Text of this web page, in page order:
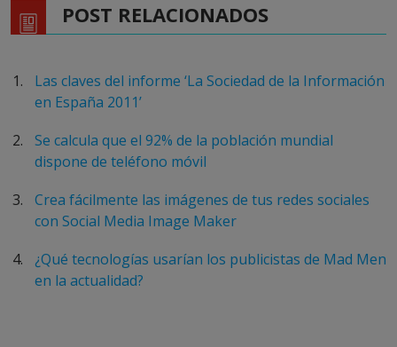
POST RELACIONADOS
Las claves del informe ‘La Sociedad de la Información
en España 2011’
Se calcula que el 92% de la población mundial
dispone de teléfono móvil
Crea fácilmente las imágenes de tus redes sociales
con Social Media Image Maker
¿Qué tecnologías usarían los publicistas de Mad Men
en la actualidad?